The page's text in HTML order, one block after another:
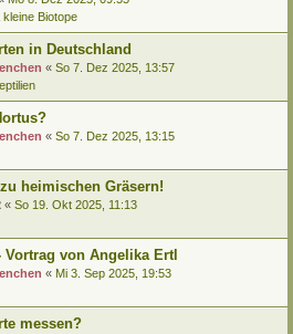
Biotope
in Deutschland
« So 7. Dez 2025, 13:57
« So 7. Dez 2025, 13:15
heimischen Gräsern!
« So 19. Okt 2025, 11:13
von Angelika Ertl
« Mi 3. Sep 2025, 19:53
messen?